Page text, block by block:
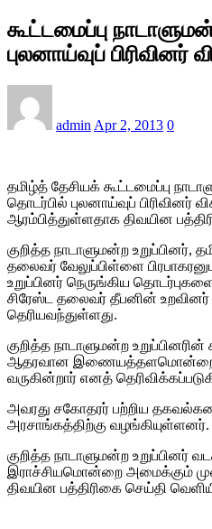
கூட்டமைப்பு
புலனாய்வுப்
admin Apr 2, 2013 0
தமிழ்த் தேசியக் கூட்டமைப்பு
தொடர்பில் புலனாய்வுப்
ஆரம்பித்துள்ளதாக திவயின
குறித்த நாடாளுமன்ற உறுப்பினர்,
தலைவர் வேலுப்பிள்ளை
உறுப்பினர் நெருங்கிய
சிரேஸ்ட தலைவர் தீபனின்
தெரியவந்துள்ளது.
குறித்த நாடாளுமன்ற
ஆதரவான இணையத்தளமொன்றை
வருகின்றார் எனத்
அவரது சகோதரர் பற்றிய
அரசாங்கத்திற்கு வழங்கியுள்ளனர்.
குறித்த நாடாளுமன்ற உறுப்பினர்
இராச்சியமொன்றை அமைக்கும்
திவயின பத்திரிகை செய்தி